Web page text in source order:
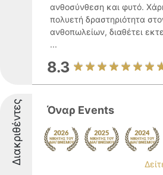
ανθοσύνθεση και φυτό.
πολυετή δραστηριότητα
ανθοπωλείων, διαθέτει
...
8.3
Διακριθέντες Όναρ Events